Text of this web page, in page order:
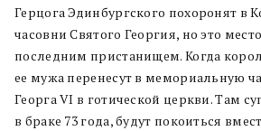
Герцога Эдинбургского похоронят в
часовни Святого Георгия, но это
последним пристанищем. Когда
ее мужа перенесут в мемориальную
Георга VI в готической церкви. Там
в браке 73 года, будут покоиться